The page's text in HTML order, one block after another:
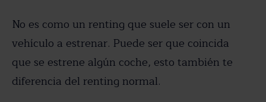
No es como un renting que suele ser con un
vehículo a estrenar. Puede ser que coincida
que se estrene algún coche, esto también te
diferencia del renting normal.